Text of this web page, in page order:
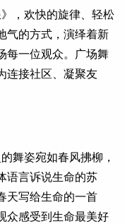
，欢快的旋律、轻松
气的方式，演绎着新
每一位观众。广场舞
连接社区、凝聚友
舞姿宛如春风拂柳，
语言诉说生命的苏
天写给生命的一首
众感受到生命最美好